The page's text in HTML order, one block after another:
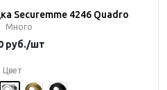
Securemme 4246 Quadro
Много
руб./шт
Цвет